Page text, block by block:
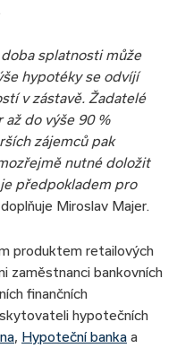
splatnosti může
hypotéky se odvíjí
v zástavě. Žadatelé
do výše 90 %
zájemců pak
nutné doložit
předpokladem pro
doplňuje Miroslav Majer.
produktem retailových
zaměstnanci bankovních
finančních
hypotečních
, Hypoteční banka a